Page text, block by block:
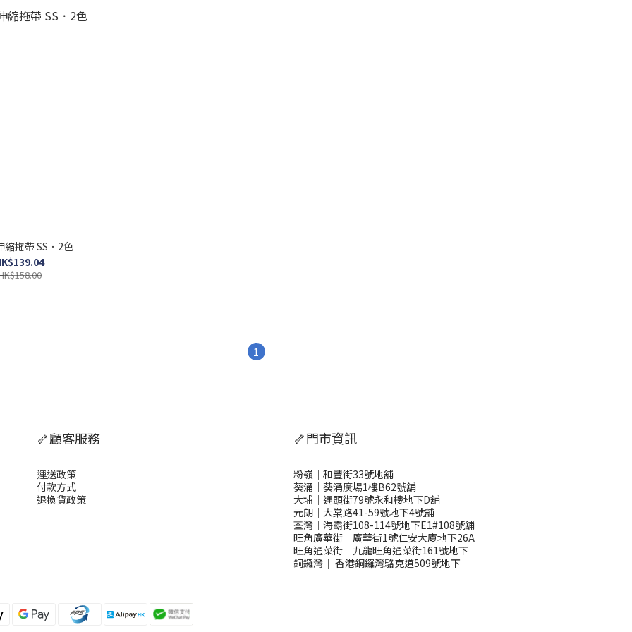
縮拖帶 SS．2色
1
🦴顧客服務
運送政策
付款方式
退換貨政策
🦴門市資訊
粉嶺｜和豐街33號地舖
葵涌｜葵涌廣場1樓B62號舖
大埔｜運頭街79號永和樓地下D舖
元朗｜大棠路41-59號地下4號舖
荃灣｜海霸街108-114號地下E1#108號舖
旺角廣華街｜廣華街1號仁安大廈地下26A
旺角通菜街｜九龍旺角通菜街161號地下
銅鑼灣 ｜ 香港銅鑼灣駱克道509號地下